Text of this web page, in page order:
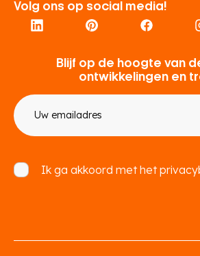
Volg ons op social media!
Blijf op de hoogte van
ontwikkelingen en
mailadres
Ik ga akkoord met het